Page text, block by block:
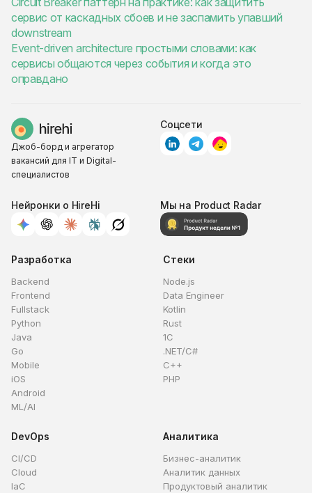
сервис от каскадных сбоев и не заспамить упавший
downstream
Event-driven architecture простыми словами: как
сервисы общаются через события и когда это
оправдано
Джоб-борд и агрегатор
вакансий для IT и Digital-
специалистов
Соцсети
Нейронки о HireHi Мы на Product Radar
Разработка
Backend
Frontend
Fullstack
Python
Java
Go
Mobile
iOS
Android
ML/AI
Стеки
Node.js
Data Engineer
Kotlin
Rust
1C
.NET/C#
C++
PHP
DevOps
CI/CD
Cloud
IaC
Аналитика
Бизнес-аналитик
Аналитик данных
Продуктовый аналитик